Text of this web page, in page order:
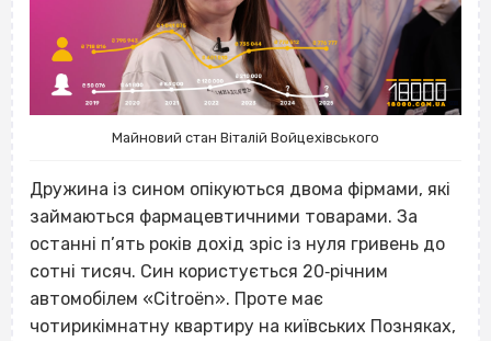
Майновий стан Віталій Войцехівського
Дружина із сином опікуються двома фірмами, які
займаються фармацевтичними товарами. За
останні п’ять років дохід зріс із нуля гривень до
сотні тисяч. Син користується 20‐річним
автомобілем «Citroën». Проте має
чотирикімнатну квартиру на київських Позняках,